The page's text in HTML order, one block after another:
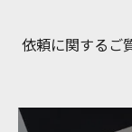
依頼に関するご